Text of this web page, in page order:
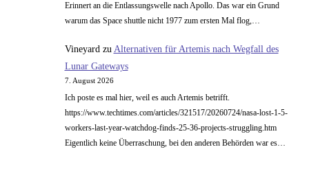
Erinnert an die Entlassungswelle nach Apollo. Das war ein Grund
warum das Space shuttle nicht 1977 zum ersten Mal flog,…
Vineyard zu Alternativen für Artemis nach Wegfall des
Lunar Gateways
7. August 2026
Ich poste es mal hier, weil es auch Artemis betrifft.
https://www.techtimes.com/articles/321517/20260724/nasa-lost-1-5-
workers-last-year-watchdog-finds-25-36-projects-struggling.htm
Eigentlich keine Überraschung, bei den anderen Behörden war es…